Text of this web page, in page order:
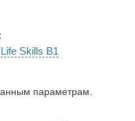
Life Skills B1
параметрам.